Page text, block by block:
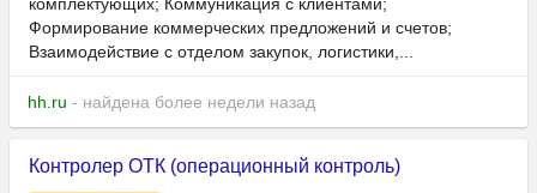
комплектующих; Коммуникация с клиентами;
Формирование коммерческих предложений и счетов;
Взаимодействие с отделом закупок, логистики,...
hh.ru - найдена более недели назад
Контролер ОТК (операционный контроль)